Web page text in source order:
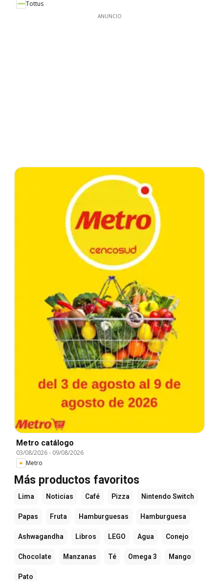
Tottus
ANUNCIO
Metro catálogo
03/08/2026- 09/08/2026
Metro
Más productos favoritos
Lima Noticias Café Pizza Nintendo Switch
Papas Fruta Hamburguesas Hamburguesa
Ashwagandha Libros LEGO Agua Conejo
Chocolate Manzanas Té Omega 3 Mango
Pato